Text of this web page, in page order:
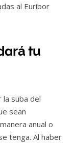
al Euribor
tu
suba del
sean
anual o
tenga. Al haber